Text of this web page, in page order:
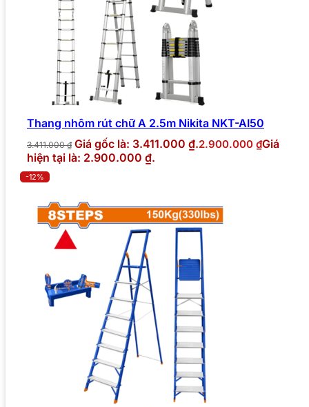
Thang nhôm rút chữ A 2.5m Nikita NKT-AI50
3.411.000₫ Giá gốc là: 3.411.000 ₫.2.900.000 ₫Giá
hiện tại là: 2.900.000 ₫.
-12%